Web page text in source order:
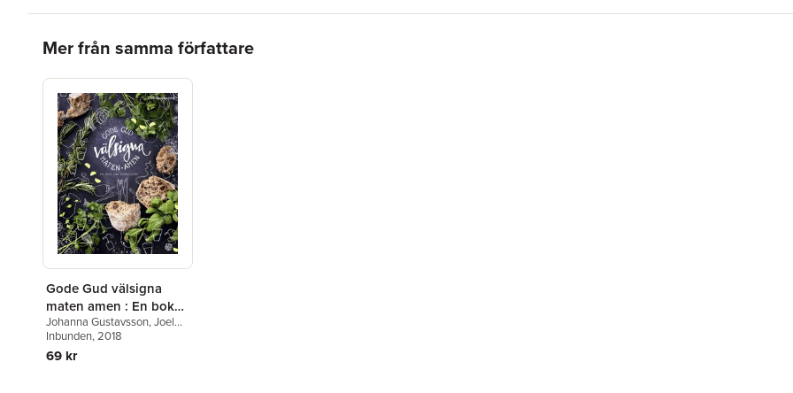
Mer från samma författare
Gode Gud välsigna
maten amen : En bok
om bordsbön
Johanna Gustavsson,Joel
Halldorf,Esther Kazen
Lamott
Åsa Molin
Inbunden, 2018
69 kr